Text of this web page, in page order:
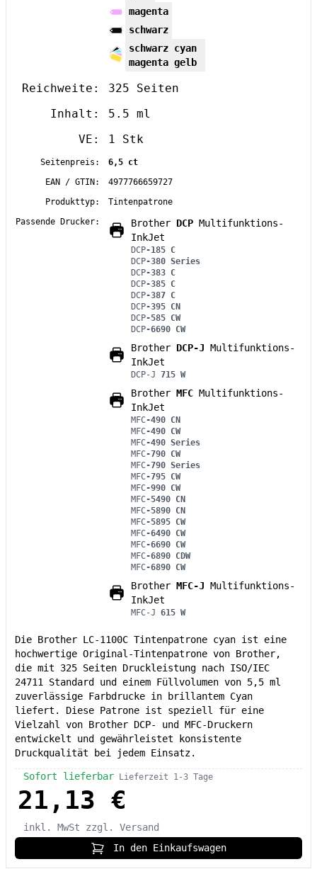
magenta
schwarz
schwarz cyan
magenta gelb
Reichweite:
325 Seiten
Inhalt:
5.5 ml
VE:
1 Stk
Seitenpreis:
6,5 ct
EAN / GTIN:
4977766659727
Produkttyp:
Tintenpatrone
Passende Drucker:
Brother DCP Multifunktions-
InkJet
DCP-185 C
DCP-380 Series
DCP-383 C
DCP-385 C
DCP-387 C
DCP-395 CN
DCP-585 CW
DCP-6690 CW
Brother DCP-J Multifunktions-
InkJet
DCP-J 715 W
Brother MFC Multifunktions-
InkJet
MFC-490 CN
MFC-490 CW
MFC-490 Series
MFC-790 CW
MFC-790 Series
MFC-795 CW
MFC-990 CW
MFC-5490 CN
MFC-5890 CN
MFC-5895 CW
MFC-6490 CW
MFC-6690 CW
MFC-6890 CDW
MFC-6890 CW
Brother MFC-J Multifunktions-
InkJet
MFC-J 615 W
Die Brother LC-1100C Tintenpatrone cyan ist eine
hochwertige Original-Tintenpatrone von Brother,
die mit 325 Seiten Druckleistung nach ISO/IEC
24711 Standard und einem Füllvolumen von 5,5 ml
zuverlässige Farbdrucke in brillantem Cyan
liefert. Diese Patrone ist speziell für eine
Vielzahl von Brother DCP- und MFC-Druckern
entwickelt und gewährleistet konsistente
Druckqualität bei jedem Einsatz.
Sofort lieferbar Lieferzeit 1-3 Tage
21,13 €
inkl. MwSt
zzgl. Versand
In den Einkaufswagen